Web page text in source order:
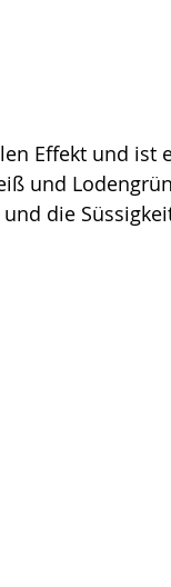
Effekt und ist
und
die